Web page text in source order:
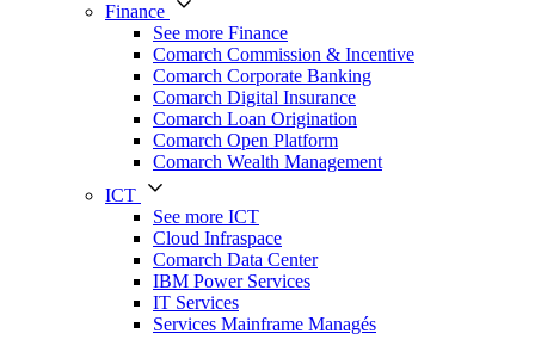
Finance
See more Finance
Comarch Commission & Incentive
Comarch Corporate Banking
Comarch Digital Insurance
Comarch Loan Origination
Comarch Open Platform
Comarch Wealth Management
ICT
See more ICT
Cloud Infraspace
Comarch Data Center
IBM Power Services
IT Services
Services Mainframe Managés